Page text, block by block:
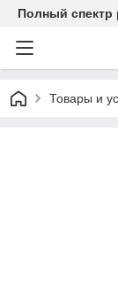
Полный
Товары и